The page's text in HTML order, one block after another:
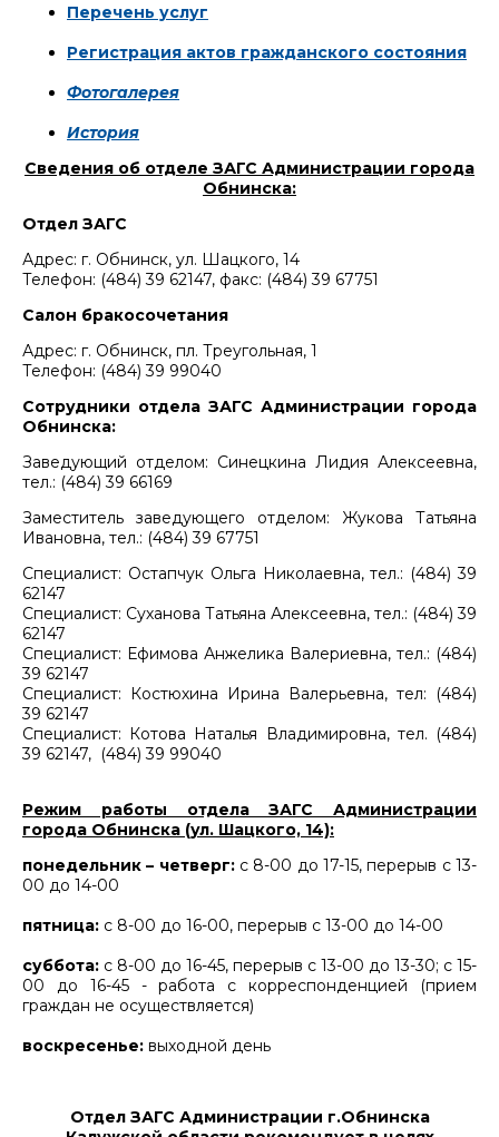
Перечень услуг
Регистрация актов гражданского состояния
Фотогалерея
История
Сведения об отделе ЗАГС Администрации города
Обнинска:
Отдел ЗАГС
Адрес: г. Обнинск, ул. Шацкого, 14
Телефон: (484) 39 62147, факс: (484) 39 67751
Салон бракосочетания
Адрес: г. Обнинск, пл. Треугольная, 1
Телефон: (484) 39 99040
Сотрудники отдела ЗАГС Администрации города
Обнинска:
Заведующий отделом: Синецкина Лидия Алексеевна,
тел.: (484) 39 66169
Заместитель заведующего отделом: Жукова Татьяна
Ивановна, тел.: (484) 39 67751
Специалист: Остапчук Ольга Николаевна, тел.: (484) 39
62147
Специалист: Суханова Татьяна Алексеевна, тел.: (484) 39
62147
Специалист: Ефимова Анжелика Валериевна, тел.: (484)
39 62147
Специалист: Костюхина Ирина Валерьевна, тел: (484)
39 62147
Специалист: Котова Наталья Владимировна, тел. (484)
39 62147, (484) 39 99040
Режим работы отдела ЗАГС Администрации
города Обнинска (ул. Шацкого, 14):
понедельник – четверг: с 8-00 до 17-15, перерыв с 13-
00 до 14-00
пятница: с 8-00 до 16-00, перерыв с 13-00 до 14-00
суббота: с 8-00 до 16-45, перерыв с 13-00 до 13-30; с 15-
00 до 16-45 - работа с корреспонденцией (прием
граждан не осуществляется)
воскресенье: выходной день
Отдел ЗАГС Администрации г.Обнинска